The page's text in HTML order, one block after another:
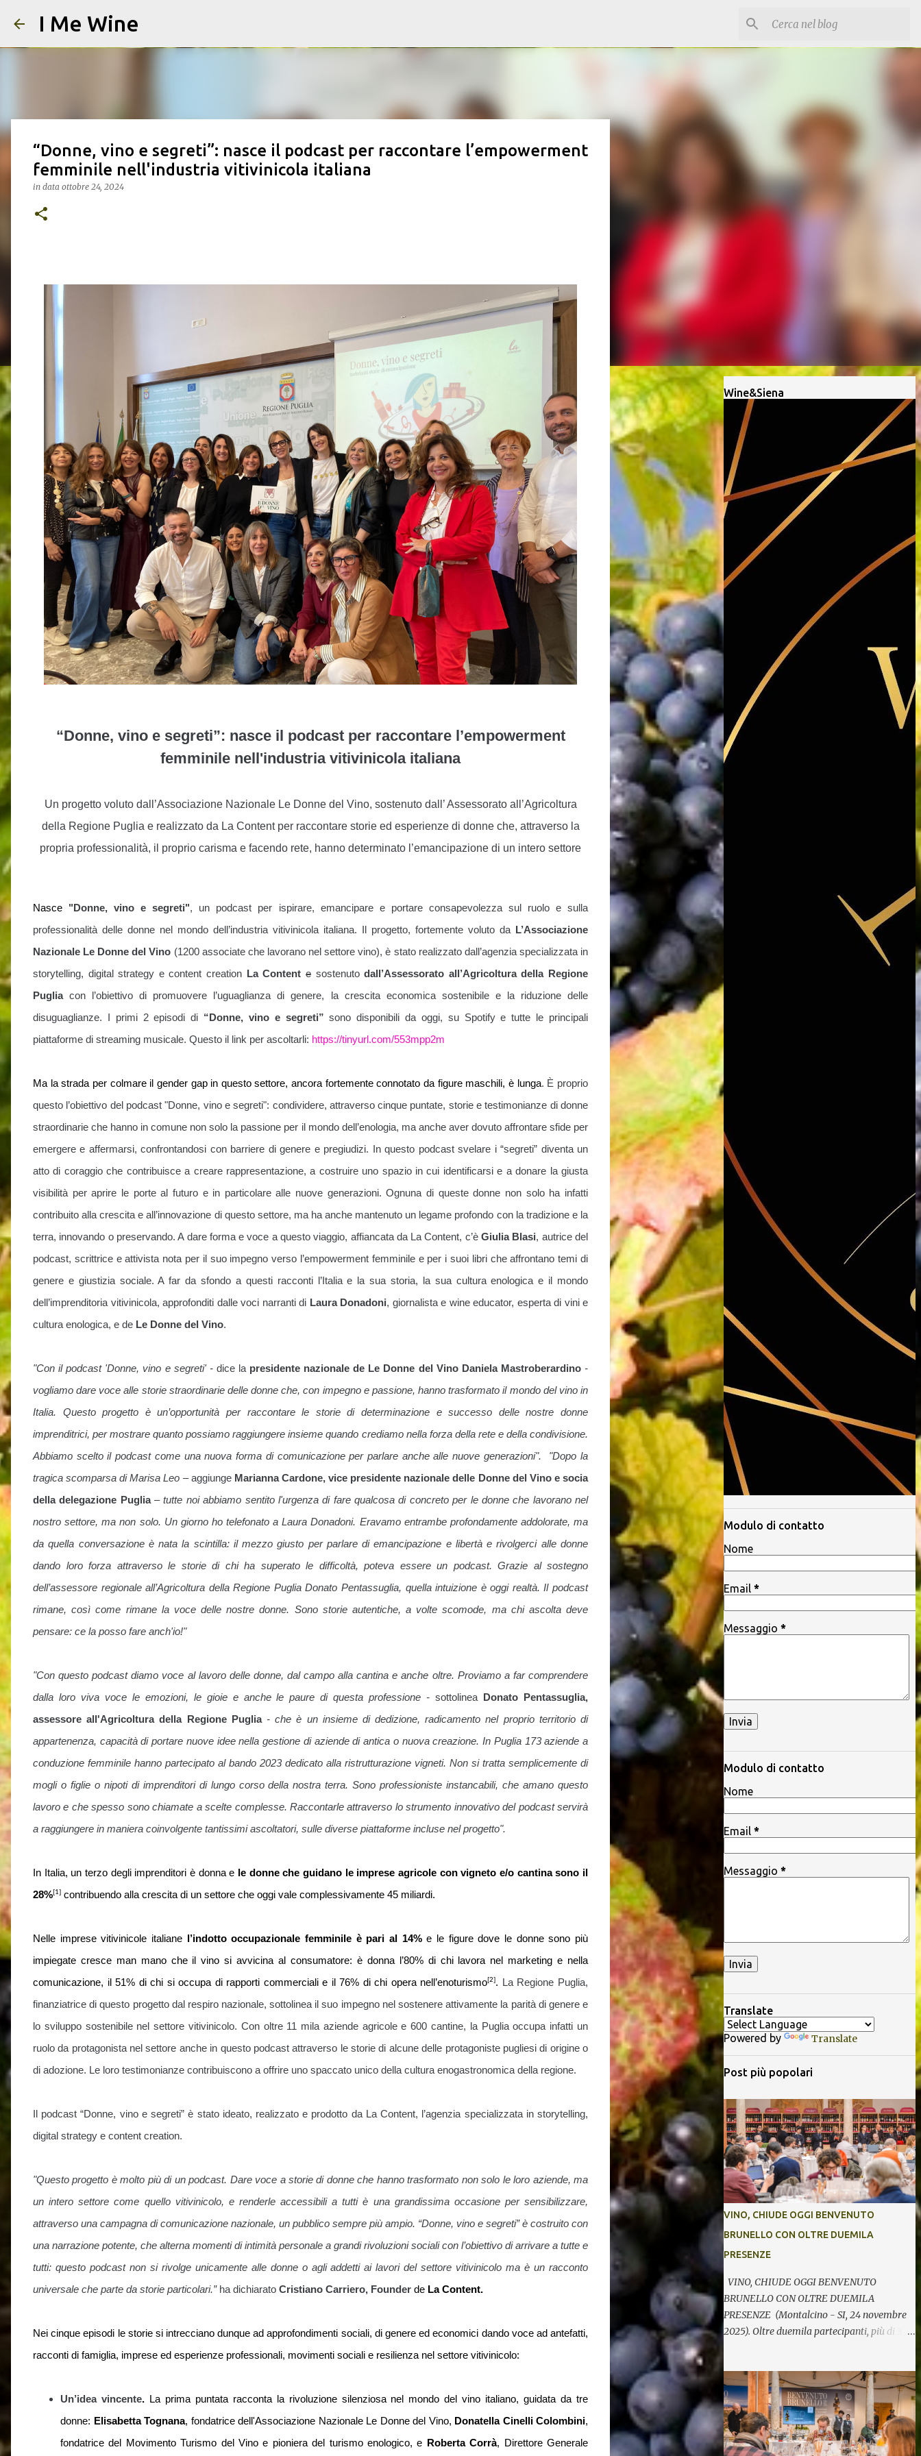
I Me Wine
“Donne, vino e segreti”: nasce il podcast per raccontare l’empowerment
femminile nell'industria vitivinicola italiana
in data ottobre 24, 2024
“Donne, vino e segreti”: nasce il podcast per raccontare l’empowerment
femminile nell'industria vitivinicola italiana
Un progetto voluto dall’Associazione Nazionale Le Donne del Vino, sostenuto dall’ Assessorato all’Agricoltura
della Regione Puglia e realizzato da La Content per raccontare storie ed esperienze di donne che, attraverso la
propria professionalità, il proprio carisma e facendo rete, hanno determinato l’emancipazione di un intero settore
Nasce "Donne, vino e segreti", un podcast per ispirare, emancipare e portare consapevolezza sul ruolo e sulla
professionalità delle donne nel mondo dell’industria vitivinicola italiana. Il progetto, fortemente voluto da L’Associazione
Nazionale Le Donne del Vino (1200 associate che lavorano nel settore vino), è stato realizzato dall’agenzia specializzata in
storytelling, digital strategy e content creation La Content esostenutodall’Assessorato all’Agricoltura della Regione
Pugliacon l’obiettivo di promuovere l’uguaglianza di genere, la crescita economica sostenibile e la riduzione delle
disuguaglianze. I primi 2 episodi di “Donne, vino e segreti” sono disponibili da oggi, su Spotify e tutte le principali
piattaforme di streaming musicale. Questo il link per ascoltarli: https://tinyurl.com/553mpp2m
Ma la strada per colmare il gender gap in questo settore, ancora fortemente connotato da figure maschili, è lunga. È proprio
questo l’obiettivo del podcast "Donne, vino e segreti": condividere, attraverso cinque puntate, storie e testimonianze di donne
straordinarie che hanno in comune non solo la passione per il mondo dell’enologia, ma anche aver dovuto affrontare sfide per
emergere e affermarsi, confrontandosi con barriere di genere e pregiudizi. In questo podcast svelare i “segreti” diventa un
atto di coraggio che contribuisce a creare rappresentazione, a costruire uno spazio in cui identificarsi e a donare la giusta
visibilità per aprire le porte al futuro e in particolare alle nuove generazioni. Ognuna di queste donne non solo ha infatti
contribuito alla crescita e all’innovazione di questo settore, ma ha anche mantenuto un legame profondo con la tradizione e la
terra, innovando o preservando. A dare forma e voce a questo viaggio, affiancata da La Content, c’èGiulia Blasi, autrice del
podcast, scrittrice e attivista nota per il suo impegno verso l’empowerment femminile e per i suoi libri che affrontano temi di
genere e giustizia sociale. A far da sfondo a questi racconti l’Italia e la sua storia, la sua cultura enologica e il mondo
dell’imprenditoria vitivinicola, approfonditi dalle voci narranti di Laura Donadoni, giornalista e wine educator, esperta di vini e
cultura enologica, e de Le Donne del Vino.
"Con il podcast 'Donne, vino e segreti' - dice la presidente nazionale de Le Donne del Vino Daniela Mastroberardino -
vogliamo dare voce alle storie straordinarie delle donne che, con impegno e passione, hanno trasformato il mondo del vino in
Italia. Questo progetto è un’opportunità per raccontare le storie di determinazione e successo delle nostre donne
imprenditrici, per mostrare quanto possiamo raggiungere insieme quando crediamo nella forza della rete e della condivisione.
Abbiamo scelto il podcast come una nuova forma di comunicazione per parlare anche alle nuove generazioni". "Dopo la
tragica scomparsa di Marisa Leo –aggiunge Marianna Cardone, vice presidente nazionale delle Donne del Vino e socia
della delegazione Puglia– tutte noi abbiamo sentito l'urgenza di fare qualcosa di concreto per le donne che lavorano nel
nostro settore, ma non solo. Un giorno ho telefonato a Laura Donadoni. Eravamo entrambe profondamente addolorate, ma
da quella conversazione è nata la scintilla: il mezzo giusto per parlare di emancipazione e libertà e rivolgerci alle donne
dando loro forza attraverso le storie di chi ha superato le difficoltà, poteva essere un podcast. Grazie al sostegno
dell’assessore regionale all’Agricoltura della Regione Puglia Donato Pentassuglia, quella intuizione è oggi realtà. Il podcast
rimane, così come rimane la voce delle nostre donne. Sono storie autentiche, a volte scomode, ma chi ascolta deve
pensare: ce la posso fare anch'io!"
"Con questo podcast diamo voce al lavoro delle donne, dal campo alla cantina e anche oltre. Proviamo a far comprendere
dalla loro viva voce le emozioni, le gioie e anche le paure di questa professione -sottolinea Donato Pentassuglia,
assessore all'Agricoltura della Regione Puglia - che è un insieme di dedizione, radicamento nel proprio territorio di
appartenenza, capacità di portare nuove idee nella gestione di aziende di antica o nuova creazione. In Puglia 173 aziende a
conduzione femminile hanno partecipato al bando 2023 dedicato alla ristrutturazione vigneti. Non si tratta semplicemente di
mogli o figlie o nipoti di imprenditori di lungo corso della nostra terra. Sono professioniste instancabili, che amano questo
lavoro e che spesso sono chiamate a scelte complesse. Raccontarle attraverso lo strumento innovativo del podcast servirà
a raggiungere in maniera coinvolgente tantissimi ascoltatori, sulle diverse piattaforme incluse nel progetto".
In Italia, un terzo degli imprenditori è donna e le donne che guidano le imprese agricole con vigneto e/o cantina sono il
28%[1] contribuendo alla crescita di un settore che oggi vale complessivamente 45 miliardi.
Nelle imprese vitivinicole italiane l’indotto occupazionale femminile è pari al 14%e le figure dove le donne sono più
impiegate cresce man mano che il vino si avvicina al consumatore: è donna l’80% di chi lavora nel marketing e nella
comunicazione, il 51% di chi si occupa di rapporti commerciali e il 76% di chi opera nell’enoturismo[2]. La Regione Puglia,
finanziatrice di questo progetto dal respiro nazionale, sottolinea il suo impegno nel sostenere attivamente la parità di genere e
lo sviluppo sostenibile nel settore vitivinicolo. Con oltre 11 mila aziende agricole e 600 cantine, la Puglia occupa infatti un
ruolo da protagonista nel settore anche in questo podcast attraverso le storie di alcune delle protagoniste pugliesi di origine o
di adozione. Le loro testimonianze contribuiscono a offrire uno spaccato unico della cultura enogastronomica della regione.
Il podcast “Donne, vino e segreti” è stato ideato, realizzato e prodotto da La Content, l’agenzia specializzata in storytelling,
digital strategy e content creation.
"Questo progetto è molto più di un podcast. Dare voce a storie di donne che hanno trasformato non solo le loro aziende, ma
un intero settore come quello vitivinicolo, e renderle accessibili a tutti è una grandissima occasione per sensibilizzare,
attraverso una campagna di comunicazione nazionale, un pubblico sempre più ampio. “Donne, vino e segreti” è costruito con
una narrazione potente, che alterna momenti di intimità personale a grandi rivoluzioni sociali con l’obiettivo di arrivare a tutte e
tutti: questo podcast non si rivolge unicamente alle donne o agli addetti ai lavori del settore vitivinicolo ma è un racconto
universale che parte da storie particolari.” ha dichiarato Cristiano Carriero, Founder de La Content.
Nei cinque episodi le storie si intrecciano dunque ad approfondimenti sociali, di genere ed economici dando voce ad antefatti,
racconti di famiglia, imprese ed esperienze professionali, movimenti sociali e resilienza nel settore vitivinicolo:
Un’idea vincente. La prima puntata racconta la rivoluzione silenziosa nel mondo del vino italiano, guidata da tre
donne: Elisabetta Tognana, fondatrice dell'Associazione Nazionale Le Donne del Vino, Donatella Cinelli Colombini,
fondatrice del Movimento Turismo del Vino e pioniera del turismo enologico, e Roberta Corrà, Direttore Generale
Wine&Siena
Modulo di contatto
Nome
Email *
Messaggio *
Modulo di contatto
Nome
Email *
Messaggio *
Translate
Powered by Translate
Post più popolari
VINO, CHIUDE OGGI BENVENUTO
BRUNELLO CON OLTRE DUEMILA
PRESENZE
VINO, CHIUDE OGGI BENVENUTO
BRUNELLO CON OLTRE DUEMILA
PRESENZE (Montalcino - SI, 24 novembre
2025). Oltre duemila partecipanti, più di 370
edizione di Benvenuto Brunello, l’annuale
evento di presentazione delle nuove annate
del principe dei rossi toscani a cura del
Consorzio del vino Brunello di Montalcino.
In assaggio nei calici, il millesimo 2021, la